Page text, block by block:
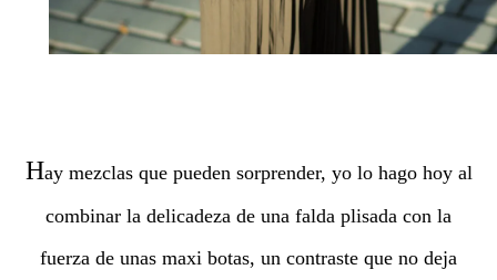
Hay mezclas que pueden sorprender, yo lo hago hoy al
combinar la delicadeza de una falda plisada con la
fuerza de unas maxi botas, un contraste que no deja